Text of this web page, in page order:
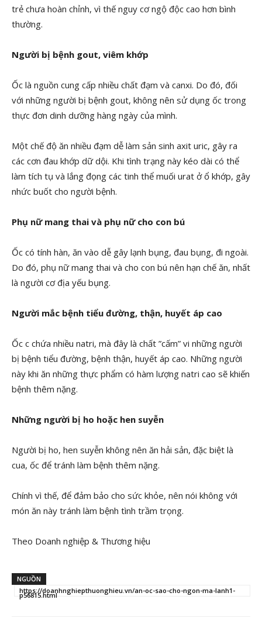
trẻ chưa hoàn chỉnh, vì thế nguy cơ ngộ độc cao hơn bình
thường.
Người bị bệnh gout, viêm khớp
Ốc là nguồn cung cấp nhiều chất đạm và canxi. Do đó, đối
với những người bị bệnh gout, không nên sử dụng ốc trong
thực đơn dinh dưỡng hàng ngày của mình.
Một chế độ ăn nhiều đạm dễ làm sản sinh axit uric, gây ra
các cơn đau khớp dữ dội. Khi tình trạng này kéo dài có thể
làm tích tụ và lắng đọng các tinh thể muối urat ở ổ khớp, gây
nhức buốt cho người bệnh.
Phụ nữ mang thai và phụ nữ cho con bú
Ốc có tính hàn, ăn vào dễ gây lạnh bụng, đau bụng, đi ngoài.
Do đó, phụ nữ mang thai và cho con bú nên hạn chế ăn, nhất
là người cơ địa yếu bụng.
Người mắc bệnh tiểu đường, thận, huyết áp cao
Ốc c chứa nhiều natri, mà đây là chất ”cấm” vi những người
bị bệnh tiểu đường, bệnh thận, huyết áp cao. Những người
này khi ăn những thực phẩm có hàm lượng natri cao sẽ khiến
bệnh thêm nặng.
Những người bị ho hoặc hen suyễn
Người bị ho, hen suyễn không nên ăn hải sản, đặc biệt là
cua, ốc để tránh làm bệnh thêm nặng.
Chính vì thế, để đảm bảo cho sức khỏe, nên nói không với
món ăn này tránh làm bệnh tình trầm trọng.
Theo Doanh nghiệp & Thương hiệu
NGUỒN
https://doanhnghiepthuonghieu.vn/an-oc-sao-cho-ngon-ma-lanh1-
p56815.html